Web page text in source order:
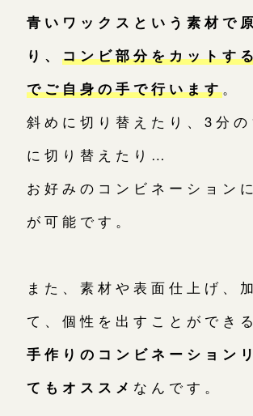
青いワックスという素材で
り、 コンビ部分をカットす
でご自身の手で行います。
斜めに切り替えたり、3分
に切り替えたり…
お好みのコンビネーション
が可能です。
また、素材や表面仕上げ、
て、個性を出すことができ
手作りのコンビネーション
てもオススメ なんです。